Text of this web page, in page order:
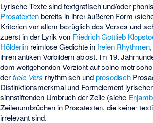
Lyrische Texte sind textgrafisch und/oder
Prosatextenbereits in ihrer äußeren Form
Kriterien vor allem bezüglich des Verses und
zuerst in der Lyrik von Friedrich Gottlieb
Hölderlin reimlose Gedichte infreien Rhythmen
ihren antiken Vorbildern ablöst. Im 19.
dem weitgehenden Verzicht auf seine
derfreie Vers rhythmisch undprosodisch
Distinktionsmerkmal und Formelement
sinnstiftenden Umbruch der Zeile (siehe
Zeilenumbrüchen in Prosatexten, die keiner
irrelevant sind.